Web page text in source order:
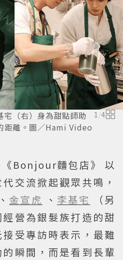
（右）身為甜點師助
距離。圖／Hami Video
1/4
Bonjour麵包店》 以
交流掀起觀眾共鳴，
、 金宣虎 、 李基宅
（另
營為銀髮族打造的甜
受專訪時表示，最難
瞬間，而是看到長輩